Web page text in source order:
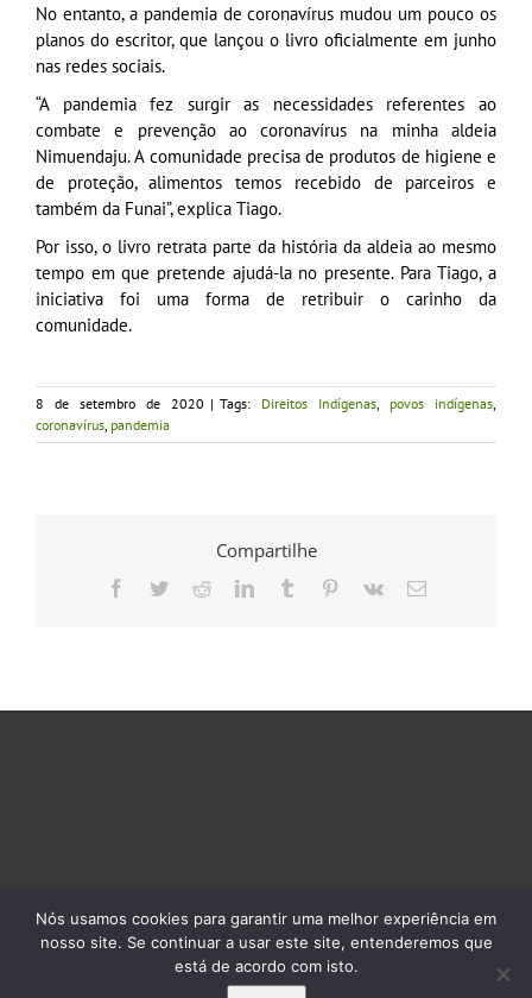
No entanto, a pandemia de coronavírus mudou um pouco os
planos do escritor, que lançou o livro oficialmente em junho
nas redes sociais.
“A pandemia fez surgir as necessidades referentes ao
combate e prevenção ao coronavírus na minha aldeia
Nimuendaju. A comunidade precisa de produtos de higiene e
de proteção, alimentos temos recebido de parceiros e
também da Funai”, explica Tiago.
Por isso, o livro retrata parte da história da aldeia ao mesmo
tempo em que pretende ajudá-la no presente. Para Tiago, a
iniciativa foi uma forma de retribuir o carinho da
comunidade.
8 de setembro de 2020 | Tags: Direitos Indígenas povos indígenas
coronavírus pandemia
Compartilhe
Facebook
TwitterRedditLinkedInTumblr Pinterest
Vk
E-
Nós usamos cookies para garantir uma melhor experiência em
nosso site. Se continuar a usar este site, entenderemos que
está de acordo com isto.